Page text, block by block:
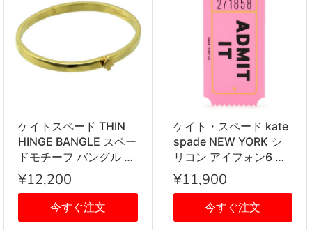
ケイトスペード THIN
HINGE BANGLE スペー
ドモチーフ バングル ブ
レスレット ゴールド
¥12,200
今すぐ注文
ケイト・スペード kate
spade NEW YORK シ
リコン アイフォン6 ア
イフォン6s ケース アド
ミット イット IPHONE
CASES ADMIT IT - 6
¥11,900
今すぐ注文